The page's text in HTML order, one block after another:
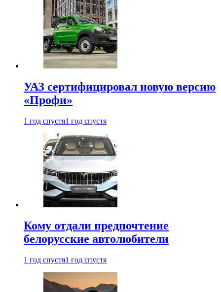
УАЗ сертифицировал новую версию
«Профи»
1 год спустя1 год спустя
Кому отдали предпочтение
белорусские автолюбители
1 год спустя1 год спустя